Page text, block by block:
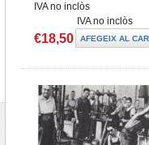
IVA no inclòs
IVA no inclòs
€18,50